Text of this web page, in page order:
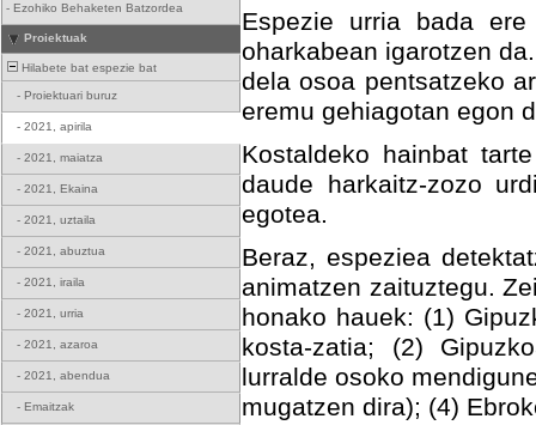
- Ezohiko Behaketen Batzordea
Proiektuak
Hilabete bat espezie bat
- Proiektuari buruz
- 2021, apirila
- 2021, maiatza
- 2021, Ekaina
- 2021, uztaila
- 2021, abuztua
- 2021, iraila
- 2021, urria
- 2021, azaroa
- 2021, abendua
- Emaitzak
Espezie urria bada
oharkabean igarotzen
dela osoa pentsatzeko
eremu gehiagotan egon
Kostaldeko hainbat
daude harkaitz-zozo
egotea.
Beraz, espeziea
animatzen zaituztegu.
honako hauek: (1)
kosta-zatia; (2)
lurralde osoko
mugatzen dira); (4)